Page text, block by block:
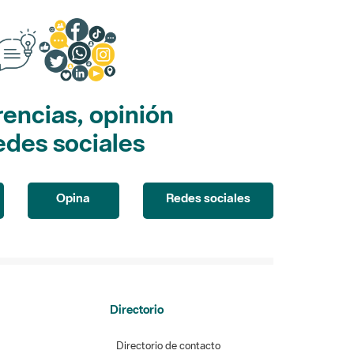
opinión
sociales
Opina Redes sociales
Directorio
Directorio de contacto